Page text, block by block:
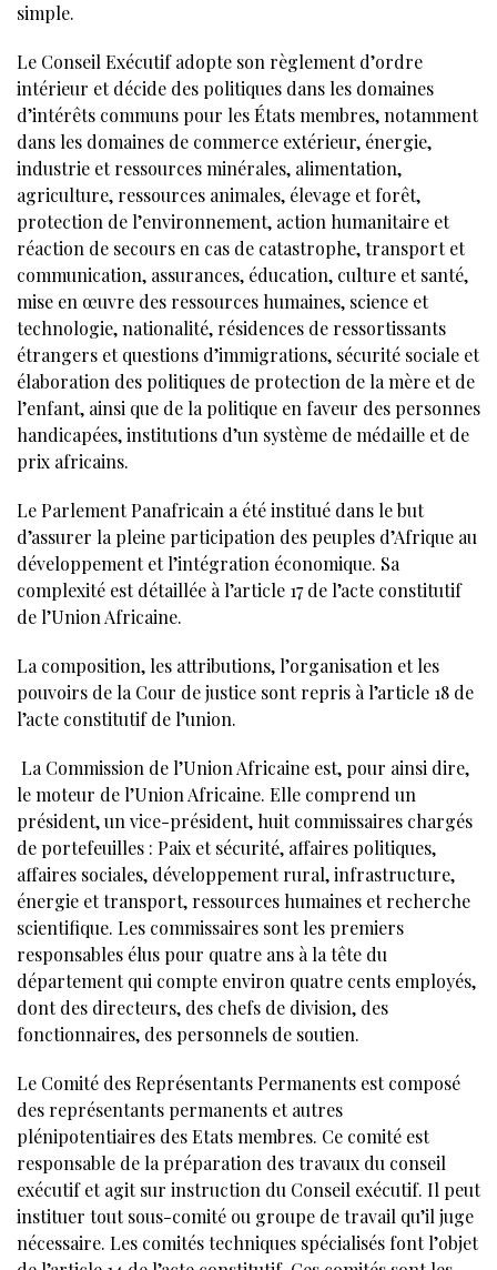
simple.
Le Conseil Exécutif adopte son règlement d’ordre
intérieur et décide des politiques dans les domaines
d’intérêts communs pour les États membres, notamment
dans les domaines de commerce extérieur, énergie,
industrie et ressources minérales, alimentation,
agriculture, ressources animales, élevage et forêt,
protection de l’environnement, action humanitaire et
réaction de secours en cas de catastrophe, transport et
communication, assurances, éducation, culture et santé,
mise en œuvre des ressources humaines, science et
technologie, nationalité, résidences de ressortissants
étrangers et questions d’immigrations, sécurité sociale et
élaboration des politiques de protection de la mère et de
l’enfant, ainsi que de la politique en faveur des personnes
handicapées, institutions d’un système de médaille et de
prix africains.
Le Parlement Panafricain a été institué dans le but
d’assurer la pleine participation des peuples d’Afrique au
développement et l’intégration économique. Sa
complexité est détaillée à l’article 17 de l’acte constitutif
de l’Union Africaine.
La composition, les attributions, l’organisation et les
pouvoirs de la Cour de justice sont repris à l’article 18 de
l’acte constitutif de l’union.
La Commission de l’Union Africaine est, pour ainsi dire,
le moteur de l’Union Africaine. Elle comprend un
président, un vice-président, huit commissaires chargés
de portefeuilles : Paix et sécurité, affaires politiques,
affaires sociales, développement rural, infrastructure,
énergie et transport, ressources humaines et recherche
scientifique. Les commissaires sont les premiers
responsables élus pour quatre ans à la tête du
département qui compte environ quatre cents employés,
dont des directeurs, des chefs de division, des
fonctionnaires, des personnels de soutien.
Le Comité des Représentants Permanents est composé
des représentants permanents et autres
plénipotentiaires des Etats membres. Ce comité est
responsable de la préparation des travaux du conseil
exécutif et agit sur instruction du Conseil exécutif. Il peut
instituer tout sous-comité ou groupe de travail qu’il juge
nécessaire. Les comités techniques spécialisés font l’objet